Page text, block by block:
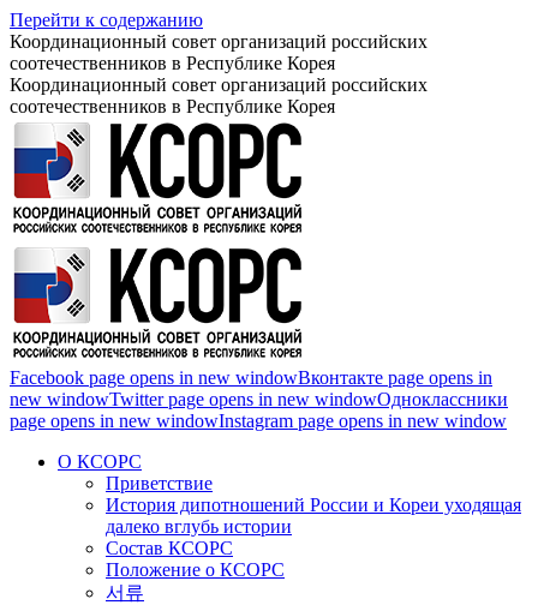
Перейти к содержанию
Координационный совет организаций российских
соотечественников в Республике Корея
Координационный совет организаций российских
соотечественников в Республике Корея
Facebook page opens in new windowВконтакте page opens in
new windowTwitter page opens in new windowОдноклассники
page opens in new windowInstagram page opens in new window
О КСОРС
Приветствие
История дипотношений России и Кореи уходящая
далеко вглубь истории
Состав КСОРС
Положение о КСОРС
서류